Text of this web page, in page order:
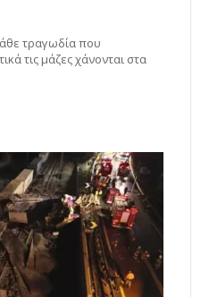
τραγωδία που
τις μάζες χάνονται στα